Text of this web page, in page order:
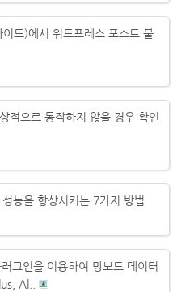
드)에서 워드프레스 포스트 불
적으로 동작하지 않을 경우 확인
능을 향상시키는 7가지 방법
그인을 이용하여 망보드 데이터
Al..